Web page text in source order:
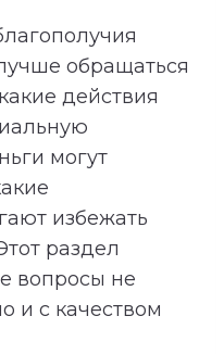
обращаться
действия
могут
избежать
раздел
вопросы не
и с качеством